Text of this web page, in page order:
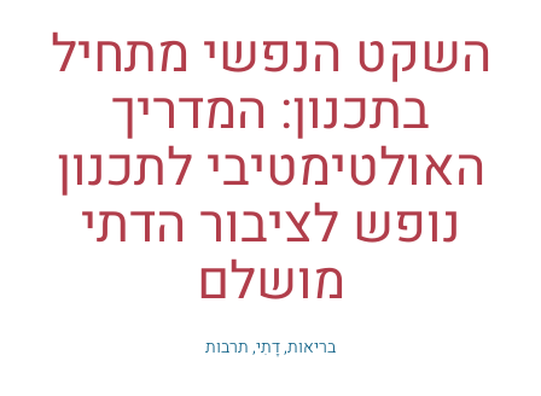
השקט הנפשי מתחיל
בתכנון: המדריך
האולטימטיבי לתכנון
נופש לציבור הדתי
מושלם
בריאות,דָתִי,תרבות